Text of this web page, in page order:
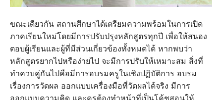
ขณะเดียวกัน สถานศึกษาได้เตรียมความพร้อมในการเปิด
ภาคเรียนใหม่โดยมีการปรับปรุงหลักสูตรทุกปี เพื่อให้สนอง
ตอบผู้เรียนและผู้ที่มีส่วนเกี่ยวข้องทั้งหมดได้ หากพบว่า
หลักสูตรยากไปหรือง่ายไป จะมีการปรับให้เหมาะสม สิ่งที่
ทำควบคู่กันไปคือมีการอบรมครูในเชิงปฏิบัติการ อบรม
เรื่องการวัดผล ออกแบบเครื่องมือที่วัดผลได้จริง มีการ